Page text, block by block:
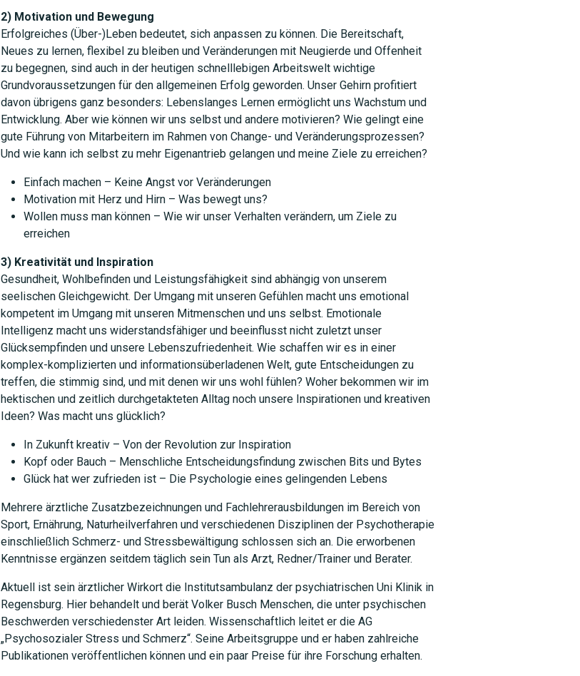
2) Motivation und Bewegung
Erfolgreiches (Über-)Leben bedeutet, sich anpassen zu können. Die Bereitschaft,
Neues zu lernen, flexibel zu bleiben und Veränderungen mit Neugierde und Offenheit
zu begegnen, sind auch in der heutigen schnelllebigen Arbeitswelt wichtige
Grundvoraussetzungen für den allgemeinen Erfolg geworden. Unser Gehirn profitiert
davon übrigens ganz besonders: Lebenslanges Lernen ermöglicht uns Wachstum und
Entwicklung. Aber wie können wir uns selbst und andere motivieren? Wie gelingt eine
gute Führung von Mitarbeitern im Rahmen von Change- und Veränderungsprozessen?
Und wie kann ich selbst zu mehr Eigenantrieb gelangen und meine Ziele zu erreichen?
Einfach machen – Keine Angst vor Veränderungen
Motivation mit Herz und Hirn – Was bewegt uns?
Wollen muss man können – Wie wir unser Verhalten verändern, um Ziele zu
erreichen
3) Kreativität und Inspiration
Gesundheit, Wohlbefinden und Leistungsfähigkeit sind abhängig von unserem
seelischen Gleichgewicht. Der Umgang mit unseren Gefühlen macht uns emotional
kompetent im Umgang mit unseren Mitmenschen und uns selbst. Emotionale
Intelligenz macht uns widerstandsfähiger und beeinflusst nicht zuletzt unser
Glücksempfinden und unsere Lebenszufriedenheit. Wie schaffen wir es in einer
komplex-komplizierten und informationsüberladenen Welt, gute Entscheidungen zu
treffen, die stimmig sind, und mit denen wir uns wohl fühlen? Woher bekommen wir im
hektischen und zeitlich durchgetakteten Alltag noch unsere Inspirationen und kreativen
Ideen? Was macht uns glücklich?
In Zukunft kreativ – Von der Revolution zur Inspiration
Kopf oder Bauch – Menschliche Entscheidungsfindung zwischen Bits und Bytes
Glück hat wer zufrieden ist – Die Psychologie eines gelingenden Lebens
Mehrere ärztliche Zusatzbezeichnungen und Fachlehrerausbildungen im Bereich von
Sport, Ernährung, Naturheilverfahren und verschiedenen Disziplinen der Psychotherapie
einschließlich Schmerz- und Stressbewältigung schlossen sich an. Die erworbenen
Kenntnisse ergänzen seitdem täglich sein Tun als Arzt, Redner/Trainer und Berater.
Aktuell ist sein ärztlicher Wirkort die Institutsambulanz der psychiatrischen Uni Klinik in
Regensburg. Hier behandelt und berät Volker Busch Menschen, die unter psychischen
Beschwerden verschiedenster Art leiden. Wissenschaftlich leitet er die AG
„Psychosozialer Stress und Schmerz“. Seine Arbeitsgruppe und er haben zahlreiche
Publikationen veröffentlichen können und ein paar Preise für ihre Forschung erhalten.